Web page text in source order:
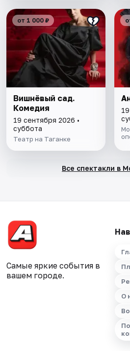
от 1 000 ₽
Вишнёвый сад.
Комедия
19 сентября 2026 •
суббота
Театр на Таганке
Все спектакли в
Самые яркие события в
вашем городе.
О